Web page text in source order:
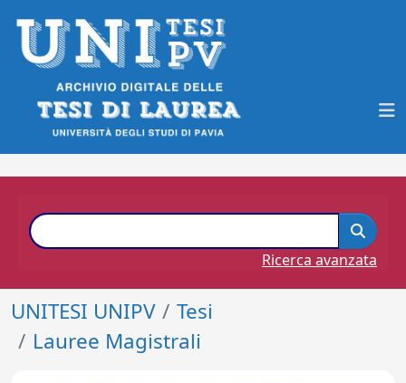
Ricerca avanzata
UNITESI UNIPV
Tesi
Lauree Magistrali